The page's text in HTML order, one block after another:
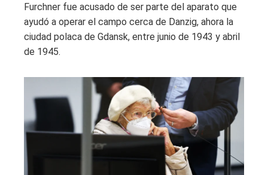
Furchner fue acusado de ser parte del aparato que
ayudó a operar el campo cerca de Danzig, ahora la
ciudad polaca de Gdansk, entre junio de 1943 y abril
de 1945.